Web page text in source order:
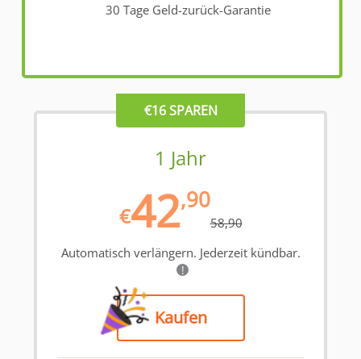
30 Tage Geld-zurück-Garantie
€16 SPAREN
1 Jahr
€42,90
58,90
Automatisch verlängern. Jederzeit kündbar.
!
Kaufen